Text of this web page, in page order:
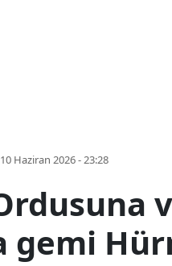
10 Haziran 2026 - 23:28
gemi